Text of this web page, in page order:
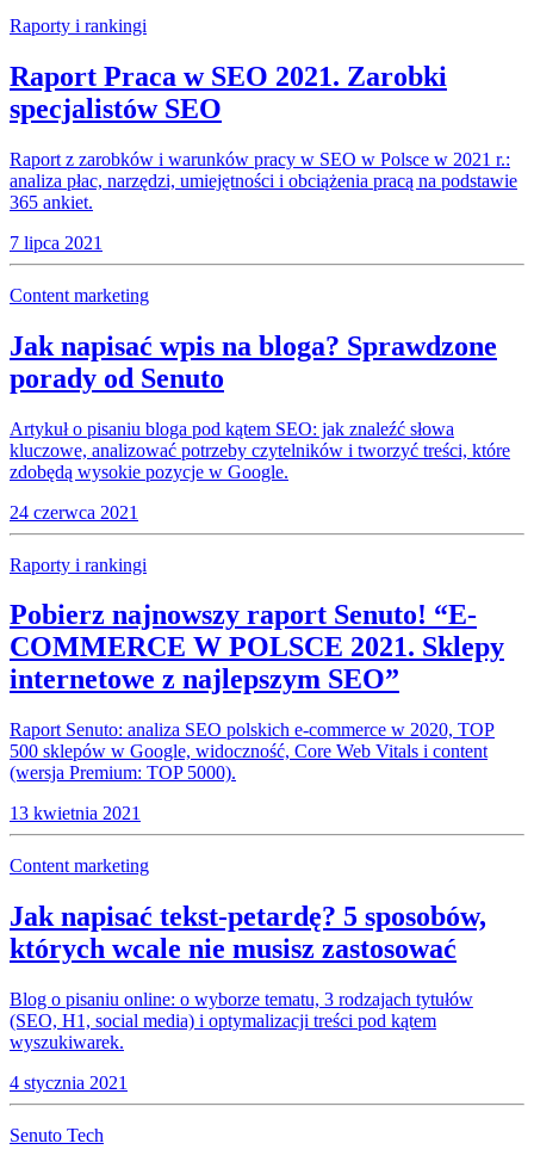
Raporty i rankingi
Raport Praca w SEO 2021. Zarobki
specjalistów SEO
Raport z zarobków i warunków pracy w SEO w Polsce w 2021 r.:
analiza płac, narzędzi, umiejętności i obciążenia pracą na podstawie
365 ankiet.
7 lipca 2021
Content marketing
Jak napisać wpis na bloga? Sprawdzone
porady od Senuto
Artykuł o pisaniu bloga pod kątem SEO: jak znaleźć słowa
kluczowe, analizować potrzeby czytelników i tworzyć treści, które
zdobędą wysokie pozycje w Google.
24 czerwca 2021
Raporty i rankingi
Pobierz najnowszy raport Senuto! “E-
COMMERCE W POLSCE 2021. Sklepy
internetowe z najlepszym SEO”
Raport Senuto: analiza SEO polskich e-commerce w 2020, TOP
500 sklepów w Google, widoczność, Core Web Vitals i content
(wersja Premium: TOP 5000).
13 kwietnia 2021
Content marketing
Jak napisać tekst-petardę? 5 sposobów,
których wcale nie musisz zastosować
Blog o pisaniu online: o wyborze tematu, 3 rodzajach tytułów
(SEO, H1, social media) i optymalizacji treści pod kątem
wyszukiwarek.
4 stycznia 2021
Senuto Tech